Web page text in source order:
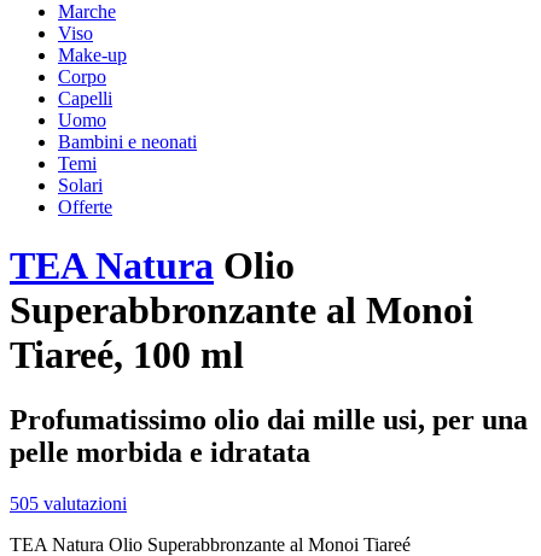
Marche
Viso
Make-up
Corpo
Capelli
Uomo
Bambini e neonati
Temi
Solari
Offerte
TEA Natura Olio
Superabbronzante al Monoi
Tiareé, 100 ml
Profumatissimo olio dai mille usi, per una
pelle morbida e idratata
505 valutazioni
TEA Natura Olio Superabbronzante al Monoi Tiareé